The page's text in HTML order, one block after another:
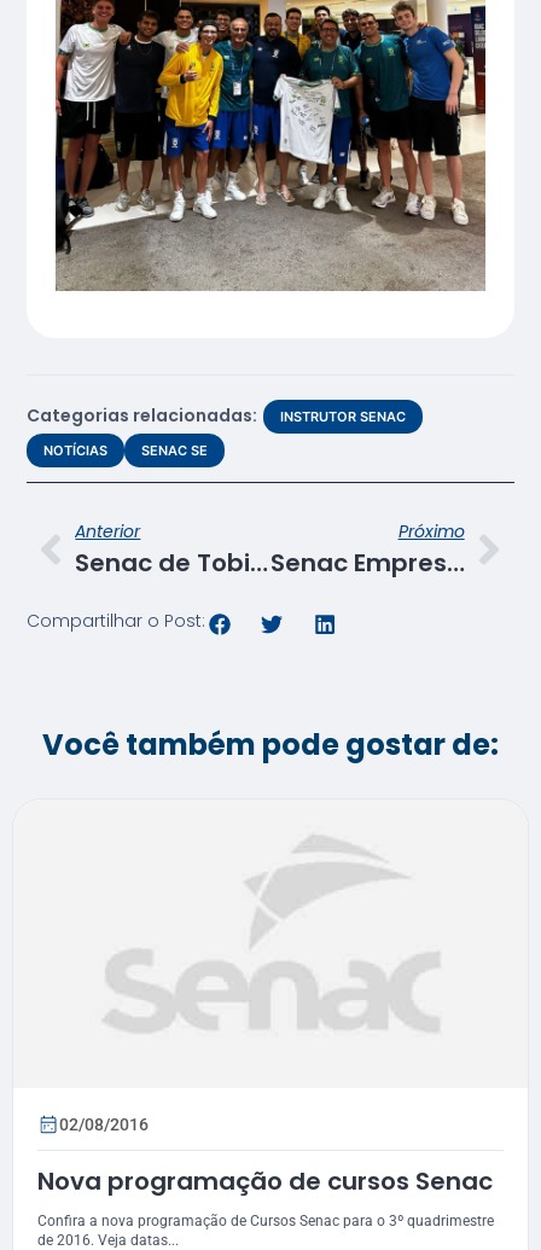
Categorias relacionadas:
INSTRUTOR SENAC
NOTÍCIAS
SENAC SE
Anterior
Senac de Tobias Barreto entrega 320 certificados a alunos de 14 cursos profissionalizantes
Próximo
Senac Empresas é apresentado para segmento de representação comercial
Compartilhar o Post:
Você também pode gostar de:
02/08/2016
Nova programação de cursos Senac
Confira a nova programação de Cursos Senac para o 3º quadrimestre
de 2016. Veja datas...